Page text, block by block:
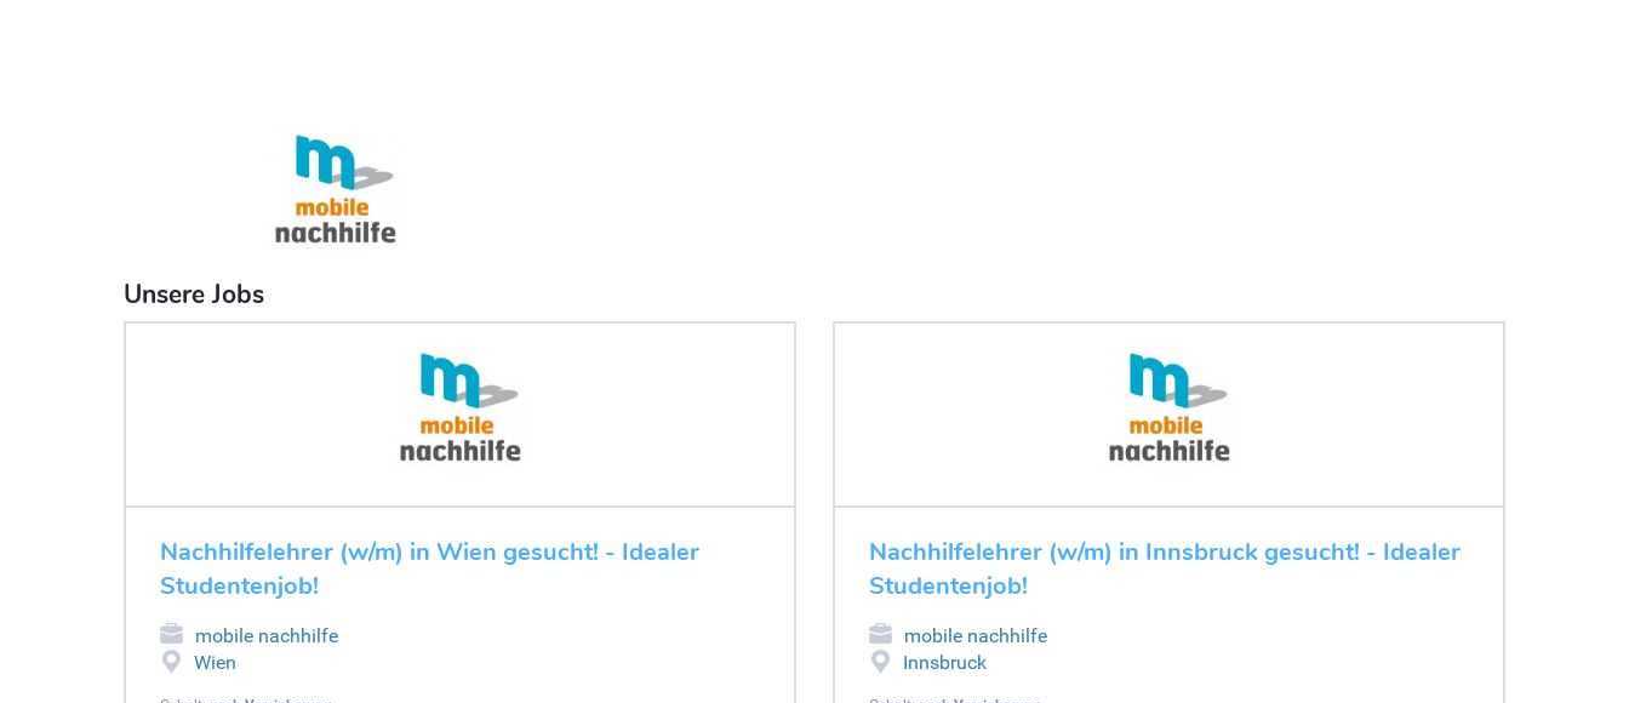
Unsere Jobs
Nachhilfelehrer (w/m) in Wien gesucht! - Idealer
Studentenjob!
mobile nachhilfe
Wien
Nachhilfelehrer (w/m) in Innsbruck gesucht! - Idealer
Studentenjob!
mobile nachhilfe
Innsbruck